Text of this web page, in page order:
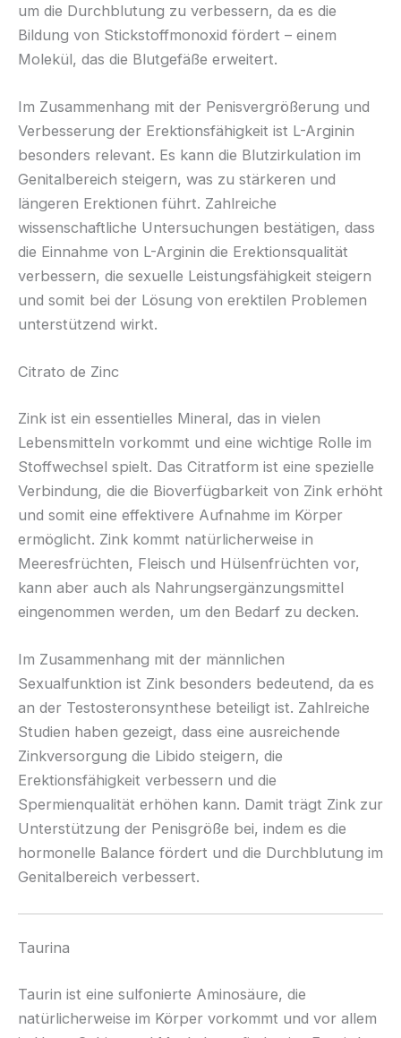
um die Durchblutung zu verbessern, da es die
Bildung von Stickstoffmonoxid fördert – einem
Molekül, das die Blutgefäße erweitert.
Im Zusammenhang mit der Penisvergrößerung und
Verbesserung der Erektionsfähigkeit ist L-Arginin
besonders relevant. Es kann die Blutzirkulation im
Genitalbereich steigern, was zu stärkeren und
längeren Erektionen führt. Zahlreiche
wissenschaftliche Untersuchungen bestätigen, dass
die Einnahme von L-Arginin die Erektionsqualität
verbessern, die sexuelle Leistungsfähigkeit steigern
und somit bei der Lösung von erektilen Problemen
unterstützend wirkt.
Citrato de Zinc
Zink ist ein essentielles Mineral, das in vielen
Lebensmitteln vorkommt und eine wichtige Rolle im
Stoffwechsel spielt. Das Citratform ist eine spezielle
Verbindung, die die Bioverfügbarkeit von Zink erhöht
und somit eine effektivere Aufnahme im Körper
ermöglicht. Zink kommt natürlicherweise in
Meeresfrüchten, Fleisch und Hülsenfrüchten vor,
kann aber auch als Nahrungsergänzungsmittel
eingenommen werden, um den Bedarf zu decken.
Im Zusammenhang mit der männlichen
Sexualfunktion ist Zink besonders bedeutend, da es
an der Testosteronsynthese beteiligt ist. Zahlreiche
Studien haben gezeigt, dass eine ausreichende
Zinkversorgung die Libido steigern, die
Erektionsfähigkeit verbessern und die
Spermienqualität erhöhen kann. Damit trägt Zink zur
Unterstützung der Penisgröße bei, indem es die
hormonelle Balance fördert und die Durchblutung im
Genitalbereich verbessert.
Taurina
Taurin ist eine sulfonierte Aminosäure, die
natürlicherweise im Körper vorkommt und vor allem